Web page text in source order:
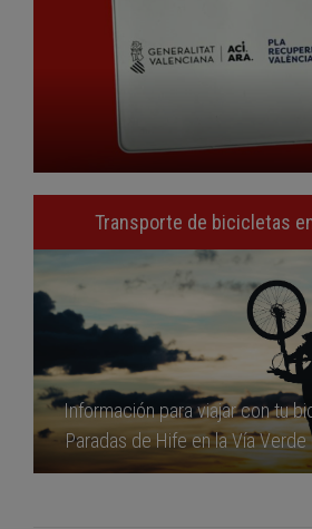
Transporte de bicicletas
Información para viajar con tu
Paradas de Hife en la Vía